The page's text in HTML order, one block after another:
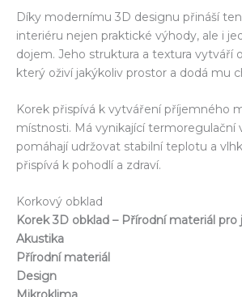
Díky modernímu 3D designu přináší
interiéru nejen praktické výhody, ale i
dojem. Jeho struktura a textura vytváří
který oživí jakýkoliv prostor a dodá mu
Korek přispívá k vytváření příjemného
místnosti. Má vynikající termoregulační
pomáhají udržovat stabilní teplotu a
přispívá k pohodlí a zdraví.
Korkový obklad
Korek 3D obklad – Přírodní materiál
Akustika
Přírodní materiál
Design